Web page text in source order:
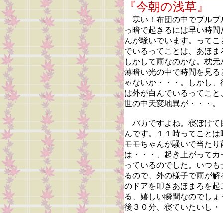
『今朝の浅
寒い！布団の中でブルブ
っ暗で起きるには早い時
んが騒いでいます。って
でいるってことは、あほ
しかして雨なのかな。枕
薄暗い光の中で時間を見
ゃないか・・・。しかし
は外が白んでいるってこ
世の中天変地異が・・・。
バカですよね。寝ぼけて
んです。１１時ってこと
モモちゃんが騒いで当た
は・・・、起き上がって
っているのでした。いつ
るので、外の様子で雨が
のドアを叩きあほまろを
る、嬉しい瞬間なのでし
後３０分、寝ていたいし・